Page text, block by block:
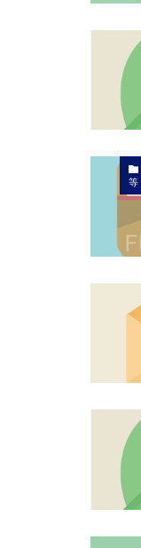
等